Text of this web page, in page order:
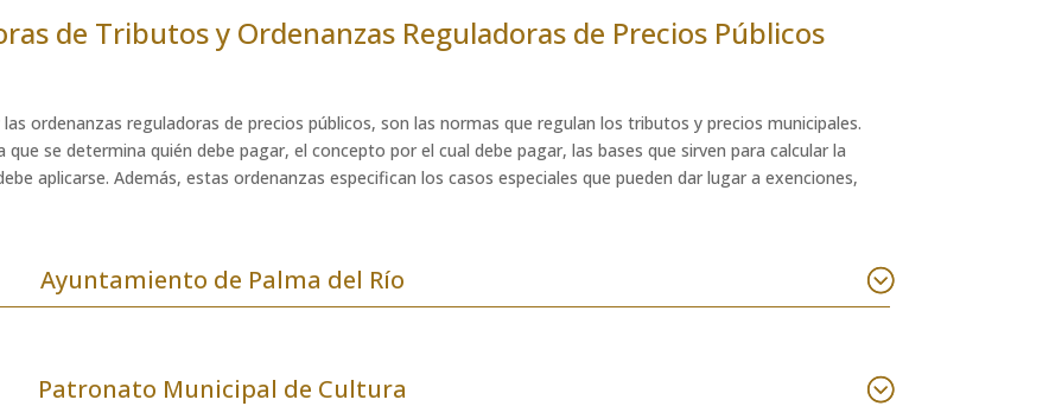
de Tributos y Ordenanzas Reguladoras de Precios Públicos
ordenanzas reguladoras de precios públicos, son las normas que regulan los tributos y precios municipales.
se determina quién debe pagar, el concepto por el cual debe pagar, las bases que sirven para calcular la
aplicarse. Además, estas ordenanzas especifican los casos especiales que pueden dar lugar a exenciones,
Ayuntamiento de Palma del Río
Patronato Municipal de Cultura